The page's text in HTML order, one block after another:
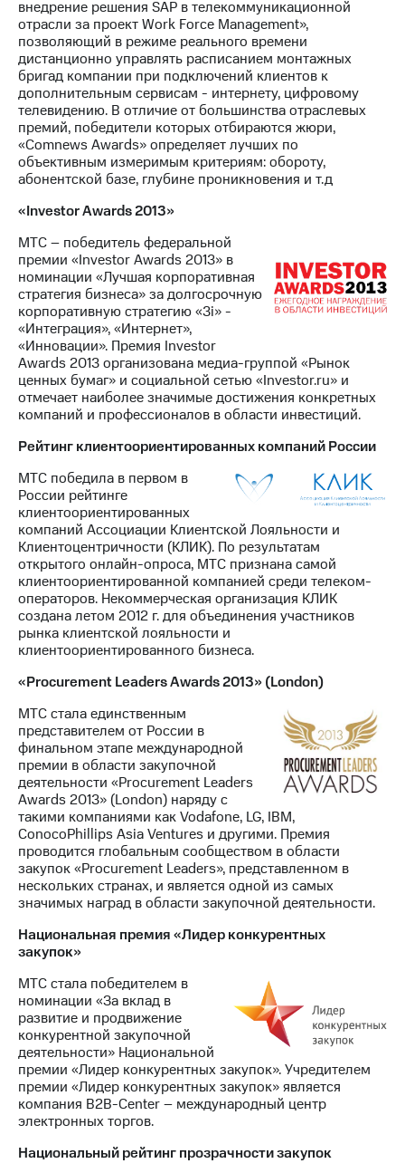
внедрение решения SAP в телекоммуникационной
отрасли за проект Work Force Management»,
позволяющий в режиме реального времени
дистанционно управлять расписанием монтажных
бригад компании при подключений клиентов к
дополнительным сервисам - интернету, цифровому
телевидению. В отличие от большинства отраслевых
премий, победители которых отбираются жюри,
«Comnews Awards» определяет лучших по
объективным измеримым критериям: обороту,
абонентской базе, глубине проникновения и т.д
«Investor Awards 2013»
МТС – победитель федеральной
премии «Investor Awards 2013» в
номинации «Лучшая корпоративная
стратегия бизнеса» за долгосрочную
корпоративную стратегию «3i» -
«Интеграция», «Интернет»,
«Инновации». Премия Investor
Awards 2013 организована медиа-группой «Рынок
ценных бумаг» и социальной сетью «Investor.ru» и
отмечает наиболее значимые достижения конкретных
компаний и профессионалов в области инвестиций.
Рейтинг клиентоориентированных компаний России
МТС победила в первом в
России рейтинге
клиентоориентированных
компаний Ассоциации Клиентской Лояльности и
Клиентоцентричности (КЛИК). По результатам
открытого онлайн-опроса, МТС признана самой
клиентоориентированной компанией среди телеком-
операторов. Некоммерческая организация КЛИК
создана летом 2012 г. для объединения участников
рынка клиентской лояльности и
клиентоориентированного бизнеса.
«Procurement Leaders Awards 2013» (London)
МТС стала единственным
представителем от России в
финальном этапе международной
премии в области закупочной
деятельности «Procurement Leaders
Awards 2013» (London) наряду с
такими компаниями как Vodafone, LG, IBM,
ConocoPhillips Asia Ventures и другими. Премия
проводится глобальным сообществом в области
закупок «Procurement Leaders», представленном в
нескольких странах, и является одной из самых
значимых наград в области закупочной деятельности.
Национальная премия «Лидер конкурентных
закупок»
МТС стала победителем в
номинации «За вклад в
развитие и продвижение
конкурентной закупочной
деятельности» Национальной
премии «Лидер конкурентных закупок». Учредителем
премии «Лидер конкурентных закупок» является
компания B2B-Center – международный центр
электронных торгов.
Национальный рейтинг прозрачности закупок